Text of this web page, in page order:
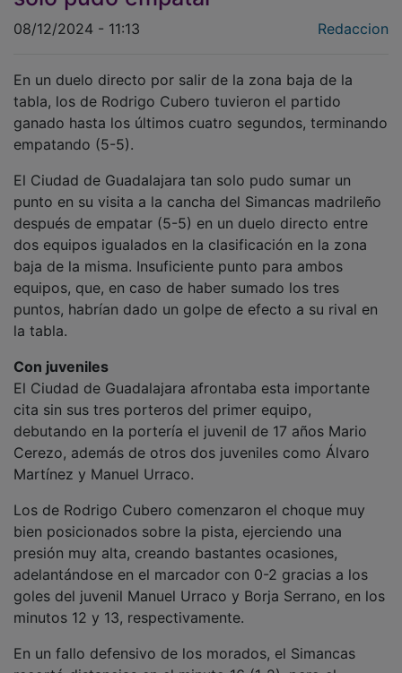
tabla, los de Rodrigo Cubero tuvieron el partido
ganado hasta los últimos cuatro segundos, terminando
empatando (5-5).
punto en su visita a la cancha del Simancas madrileño
después de empatar (5-5) en un duelo directo entre
dos equipos igualados en la clasificación en la zona
baja de la misma. Insuficiente punto para ambos
equipos, que, en caso de haber sumado los tres
puntos, habrían dado un golpe de efecto a su rival en
la tabla.
El Ciudad de Guadalajara afrontaba esta importante
cita sin sus tres porteros del primer equipo,
debutando en la portería el juvenil de 17 años Mario
Cerezo, además de otros dos juveniles como Álvaro
Martínez y Manuel Urraco.
bien posicionados sobre la pista, ejerciendo una
presión muy alta, creando bastantes ocasiones,
adelantándose en el marcador con 0-2 gracias a los
goles del juvenil Manuel Urraco y Borja Serrano, en los
minutos 12 y 13, respectivamente.
recortó distancias en el minuto 16 (1-2), pero el